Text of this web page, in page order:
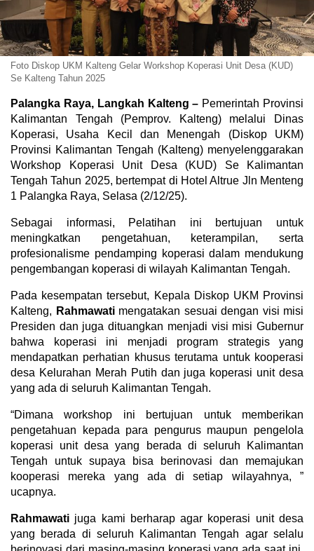
Foto Diskop UKM Kalteng Gelar Workshop Koperasi Unit Desa (KUD)
Se Kalteng Tahun 2025
Palangka Raya, Langkah Kalteng – Pemerintah Provinsi
Kalimantan Tengah (Pemprov. Kalteng) melalui Dinas
Koperasi, Usaha Kecil dan Menengah (Diskop UKM)
Provinsi Kalimantan Tengah (Kalteng) menyelenggarakan
Workshop Koperasi Unit Desa (KUD) Se Kalimantan
Tengah Tahun 2025, bertempat di Hotel Altrue Jln Menteng
1 Palangka Raya, Selasa (2/12/25).
Sebagai informasi, Pelatihan ini bertujuan untuk
meningkatkan pengetahuan, keterampilan, serta
profesionalisme pendamping koperasi dalam mendukung
pengembangan koperasi di wilayah Kalimantan Tengah.
Pada kesempatan tersebut, Kepala Diskop UKM Provinsi
Kalteng, Rahmawatimengatakan sesuai dengan visi misi
Presiden dan juga dituangkan menjadi visi misi Gubernur
bahwa koperasi ini menjadi program strategis yang
mendapatkan perhatian khusus terutama untuk kooperasi
desa Kelurahan Merah Putih dan juga koperasi unit desa
yang ada di seluruh Kalimantan Tengah.
“Dimana workshop ini bertujuan untuk memberikan
pengetahuan kepada para pengurus maupun pengelola
koperasi unit desa yang berada di seluruh Kalimantan
Tengah untuk supaya bisa berinovasi dan memajukan
kooperasi mereka yang ada di setiap wilayahnya, ”
ucapnya.
Rahmawati juga kami berharap agar koperasi unit desa
yang berada di seluruh Kalimantan Tengah agar selalu